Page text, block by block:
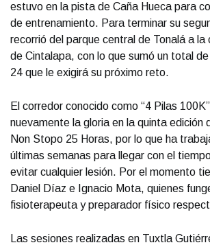
estuvo en la pista de Caña Hueca para
de entrenamiento. Para terminar su
recorrió del parque central de Tonalá a
de Cintalapa, con lo que sumó un total
24 que le exigirá su próximo reto.
El corredor conocido como “4 Pilas
nuevamente la gloria en la quinta edición
Non Stopo 25 Horas, por lo que ha
últimas semanas para llegar con el
evitar cualquier lesión. Por el momento
Daniel Díaz e Ignacio Mota, quienes
fisioterapeuta y preparador físico
Las sesiones realizadas en Tuxtla